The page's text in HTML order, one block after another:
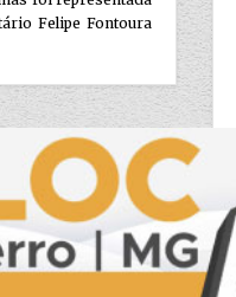
Felipe Fontoura